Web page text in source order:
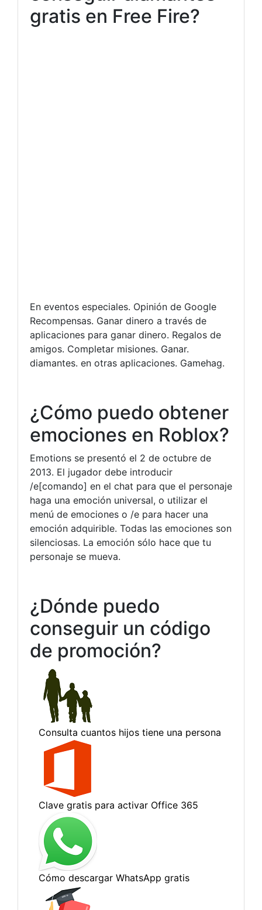
gratis en Free Fire?
En eventos especiales. Opinión de Google
Recompensas. Ganar dinero a través de
aplicaciones para ganar dinero. Regalos de
amigos. Completar misiones. Ganar.
diamantes. en otras aplicaciones. Gamehag.
¿Cómo puedo obtener
emociones en Roblox?
Emotions se presentó el 2 de octubre de
2013. El jugador debe introducir
/e[comando] en el chat para que el personaje
haga una emoción universal, o utilizar el
menú de emociones o /e para hacer una
emoción adquirible. Todas las emociones son
silenciosas. La emoción sólo hace que tu
personaje se mueva.
¿Dónde puedo
conseguir un código
de promoción?